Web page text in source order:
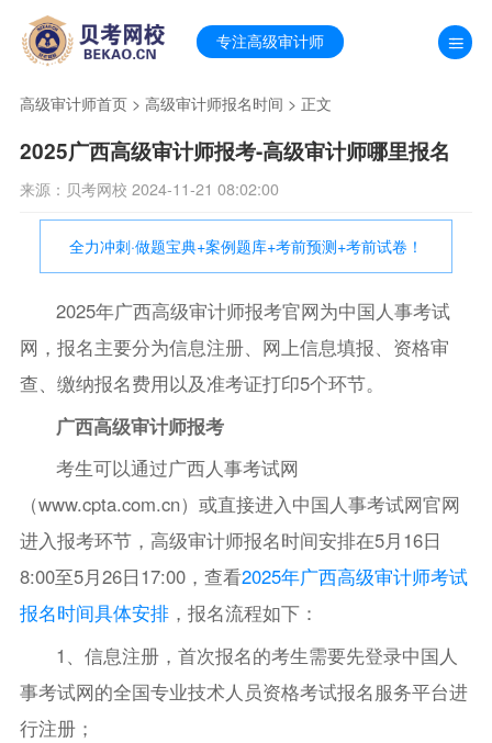
专注高级审计师
高级审计师首页> 高级审计师报名时间 > 正文
2025广西高级审计师报考-高级审计师哪里报名
来源：贝考网校 2024-11-21 08:02:00
全力冲刺·做题宝典+案例题库+考前预测+考前试卷！
2025年广西高级审计师报考官网为中国人事考试
网，报名主要分为信息注册、网上信息填报、资格审
查、缴纳报名费用以及准考证打印5个环节。
广西高级审计师报考
考生可以通过广西人事考试网
（www.cpta.com.cn）或直接进入中国人事考试网官网
进入报考环节，高级审计师报名时间安排在5月16日
8:00至5月26日17:00，查看2025年广西高级审计师考试
报名时间具体安排，报名流程如下：
1、信息注册，首次报名的考生需要先登录中国人
事考试网的全国专业技术人员资格考试报名服务平台进
行注册；